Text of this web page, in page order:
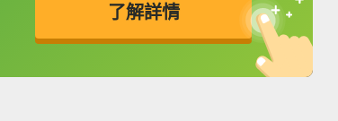
了解詳情
英